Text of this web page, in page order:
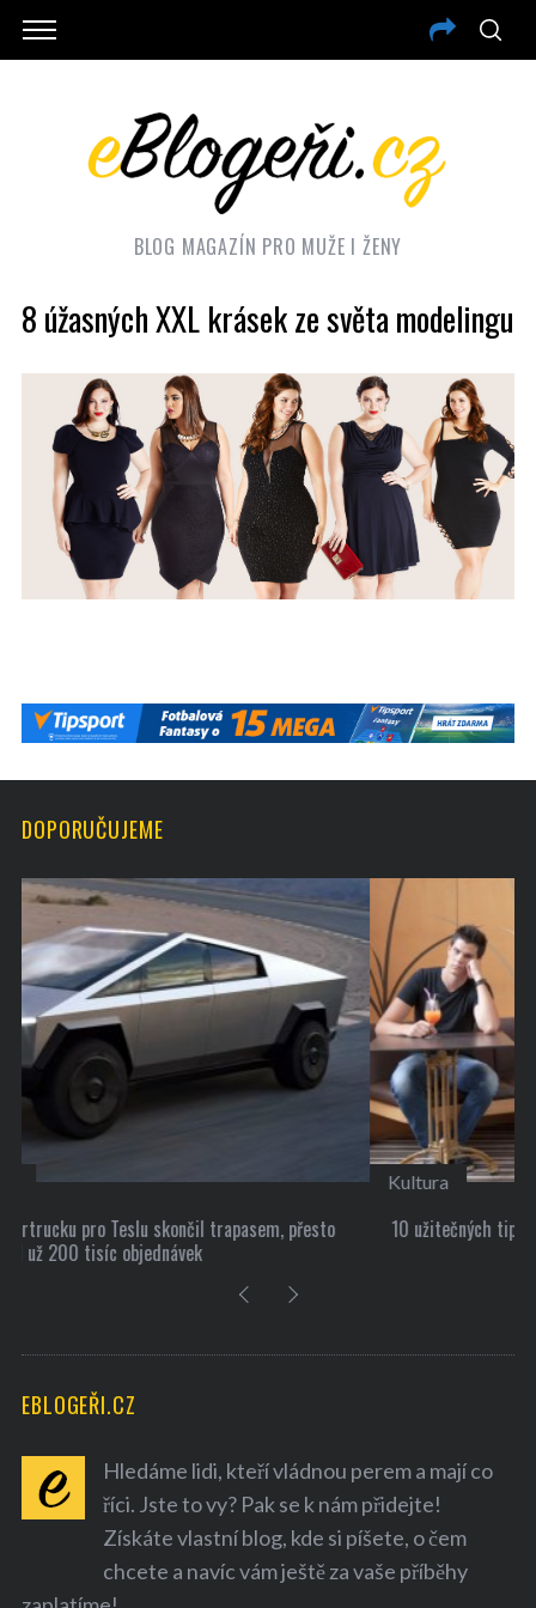
BLOG MAGAZÍN PRO MUŽE I ŽENY
8 úžasných XXL krásek ze světa modelingu
DOPORUČUJEME
Kultura
10 užitečných tipů, jak si najít nové přátele
EBLOGEŘI.CZ
Hledáme lidi, kteří vládnou perem a mají co
říci. Jste to vy? Pak se k nám přidejte!
Získáte vlastní blog, kde si píšete, o čem
chcete a navíc vám ještě za vaše příběhy